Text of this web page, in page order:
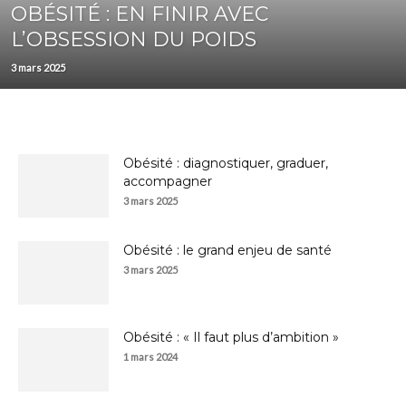
OBÉSITÉ : EN FINIR AVEC
L’OBSESSION DU POIDS
3 mars 2025
Obésité : diagnostiquer, graduer,
accompagner
3 mars 2025
Obésité : le grand enjeu de santé
3 mars 2025
Obésité : « Il faut plus d’ambition »
1 mars 2024